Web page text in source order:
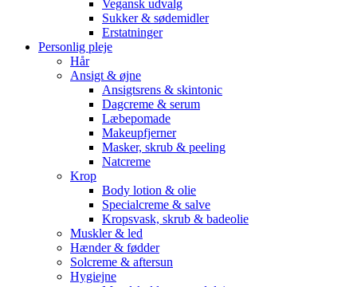
Vegansk udvalg
Sukker & sødemidler
Erstatninger
Personlig pleje
Hår
Ansigt & øjne
Ansigtsrens & skintonic
Dagcreme & serum
Læbepomade
Makeupfjerner
Masker, skrub & peeling
Natcreme
Krop
Body lotion & olie
Specialcreme & salve
Kropsvask, skrub & badeolie
Muskler & led
Hænder & fødder
Solcreme & aftersun
Hygiejne